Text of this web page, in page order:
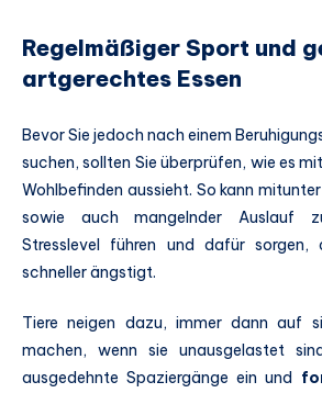
Regelmäßiger Sport und
artgerechtes Essen
Bevor Sie jedoch nach einem
suchen, sollten Sie überprüfen, wie es
Wohlbefinden aussieht. So kann
sowie auch mangelnder Auslauf
Stresslevel führen und dafür
schneller ängstigt.
Tiere neigen dazu, immer dann auf
machen, wenn sie unausgelastet
ausgedehnte Spaziergänge ein und